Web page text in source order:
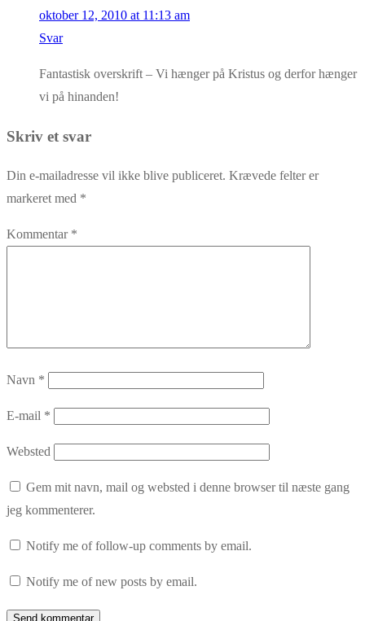
oktober 12, 2010 at 11:13 am
Svar
Fantastisk overskrift – Vi hænger på Kristus og derfor hænger
vi på hinanden!
Skriv et svar
Din e-mailadresse vil ikke blive publiceret. Krævede felter er
markeret med *
Kommentar *
Navn *
E-mail *
Websted
Gem mit navn, mail og websted i denne browser til næste gang
jeg kommenterer.
Notify me of follow-up comments by email.
Notify me of new posts by email.